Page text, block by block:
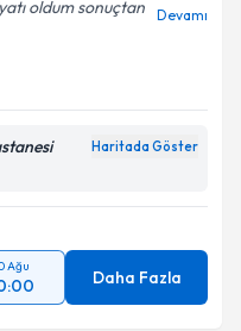
ilişkinAydınlatma
Gönder
oldum sonuçtan
Devamı
Haritada Göster
Ağu
Daha Fazla